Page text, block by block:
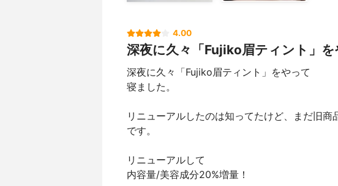
4.00
深夜に久々「Fujiko眉ティント」を
深夜に久々「Fujiko眉ティント」をやって
寝ました。
リニューアルしたのは知ってたけど、まだ旧
です。
リニューアルして
内容量/美容成分20%増量！